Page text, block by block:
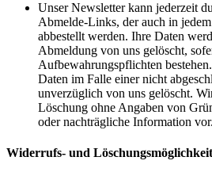
Unser Newsletter kann jederzeit
Abmelde-Links, der auch in
abbestellt werden. Ihre Daten
Abmeldung von uns gelöscht,
Aufbewahrungspflichten
Daten im Falle einer nicht
unverzüglich von uns gelöscht.
Löschung ohne Angaben von
oder nachträgliche Information vor.
Widerrufs- und Löschungsmöglichkeit